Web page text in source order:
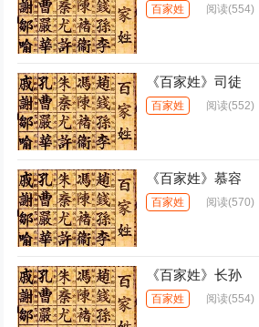
百家姓 阅读(554)
《百家姓》司徒
百家姓 阅读(552)
《百家姓》慕容
百家姓 阅读(570)
《百家姓》长孙
百家姓 阅读(554)